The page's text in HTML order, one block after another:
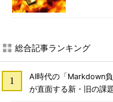
総合記事ランキング
AI時代の「Markdown
が直面する新・旧の課